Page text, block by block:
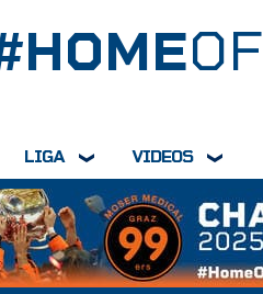
OF
LIGA VIDEOS